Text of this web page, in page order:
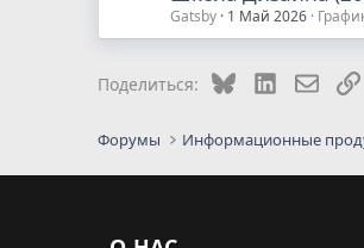
Gatsby 1 Май 2026
Поделиться: BlueskyLinkedIn
Форумы Информационные